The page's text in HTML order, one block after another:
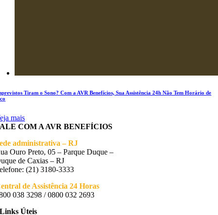
Tiram o Sono? Com a AVR Benefícios, Sua Assistência 24h Não Tem Horário de
mais
COM A AVR BENEFÍCIOS
administrativa – RJ
Ouro Preto, 05 – Parque Duque –
de Caxias – RJ
(21) 3180-3333
de Assistência 24 Horas
038 3298 / 0800 032 2693
Links Úteis